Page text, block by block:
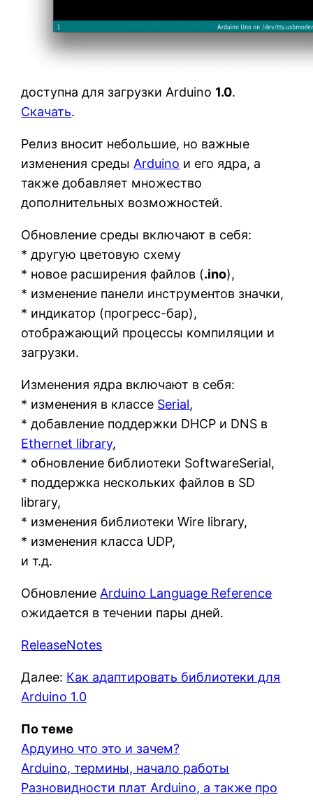
доступна для загрузки Arduino 1.0.
Скачать.
Релиз вносит небольшие, но важные
изменения средыArduino и его ядра, а
также добавляет множество
дополнительных возможностей.
Обновление среды включают в себя:
* другую цветовую схему
* новое расширения файлов (.ino),
* изменение панели инструментов значки,
* индикатор (прогресс-бар),
отображающий процессы компиляции и
загрузки.
Изменения ядра включают в себя:
* изменения в классе Serial,
* добавление поддержки DHCP и DNS в
Ethernet library,
* обновление библиотеки SoftwareSerial,
* поддержка нескольких файлов в SD
library,
* изменения библиотеки Wire library,
* изменения класса UDP,
и т.д.
ОбновлениеArduino Language Reference
ожидается в течении пары дней.
ReleaseNotes
Далее: Как адаптировать библиотеки для
Arduino 1.0
По теме
Ардуино что это и зачем?
Arduino, термины, начало работы
Разновидности плат Arduino, а также про